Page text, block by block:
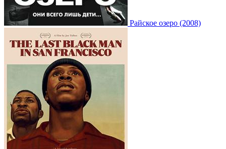
Райское озеро (2008)